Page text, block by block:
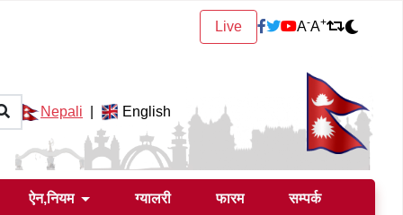
Live A-A+
Nepali English
ऐन,नियम ग्यालरी फारम सम्पर्क